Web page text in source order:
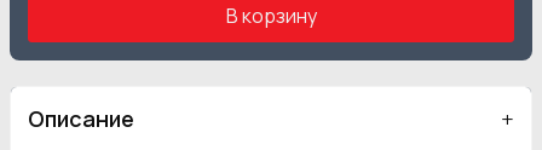
В корзину
Описание